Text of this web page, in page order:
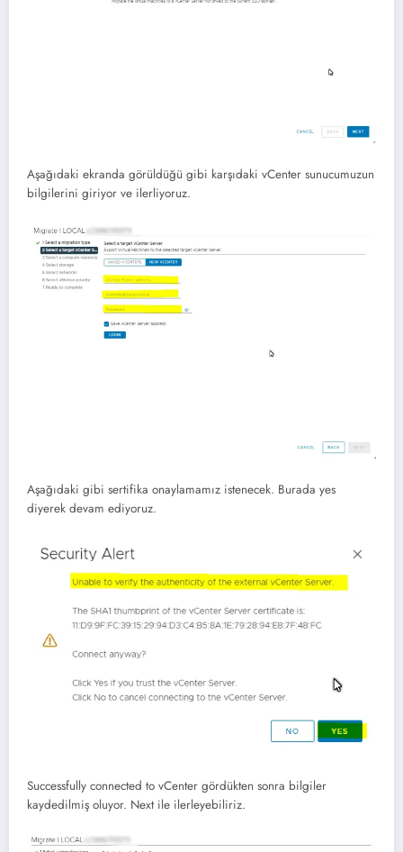
Aşağıdaki ekranda görüldüğü gibi karşıdaki vCenter sunucumuzun
bilgilerini giriyor ve ilerliyoruz.
Aşağıdaki gibi sertifika onaylamamız istenecek. Burada yes
diyerek devam ediyoruz.
Successfully connected to vCenter gördükten sonra bilgiler
kaydedilmiş oluyor. Next ile ilerleyebiliriz.